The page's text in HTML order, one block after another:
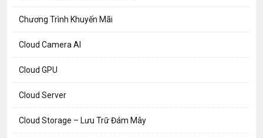
Chương Trình Khuyến Mãi
Cloud Camera AI
Cloud GPU
Cloud Server
Cloud Storage – Lưu Trữ Đám Mây